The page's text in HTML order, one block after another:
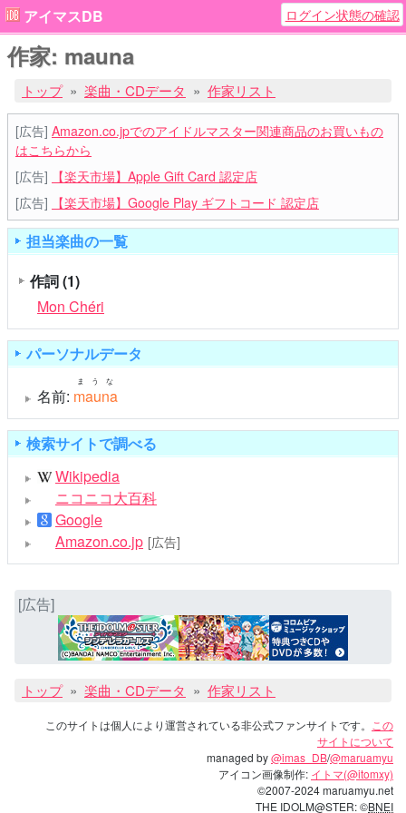
アイマスDB ログイン状態の確認
作家: mauna
トップ 楽曲・CDデータ 作家リスト
[広告] Amazon.co.jpでのアイドルマスター関連商品のお買いもの
はこちらから
[広告]
【楽天市場】Apple Gift Card 認定店
[広告]
【楽天市場】Google Play ギフトコード 認定店
担当楽曲の一覧
作詞(1)
Mon Chéri
パーソナルデータ
名前: mauna
まうな
検索サイトで調べる
Wikipedia
ニコニコ大百科
Google
Amazon.co.jp [広告]
[広告]
トップ 楽曲・CDデータ 作家リスト
このサイトは個人により運営されている非公式ファンサイトです。
この
サイトについて
managed by@imas_DB/@maruamyu
アイコン画像制作: イトマ(@itomxy)
©2007-2024 maruamyu.net
THE IDOLM@STER: ©BNEI